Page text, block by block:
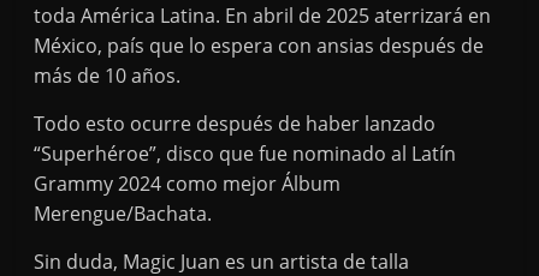
toda América Latina. En abril de 2025 aterrizará en
México, país que lo espera con ansias después de
más de 10 años.
Todo esto ocurre después de haber lanzado
“Superhéroe”, disco que fue nominado al Latín
Grammy 2024 como mejor Álbum
Merengue/Bachata.
Sin duda, Magic Juan es un artista de talla